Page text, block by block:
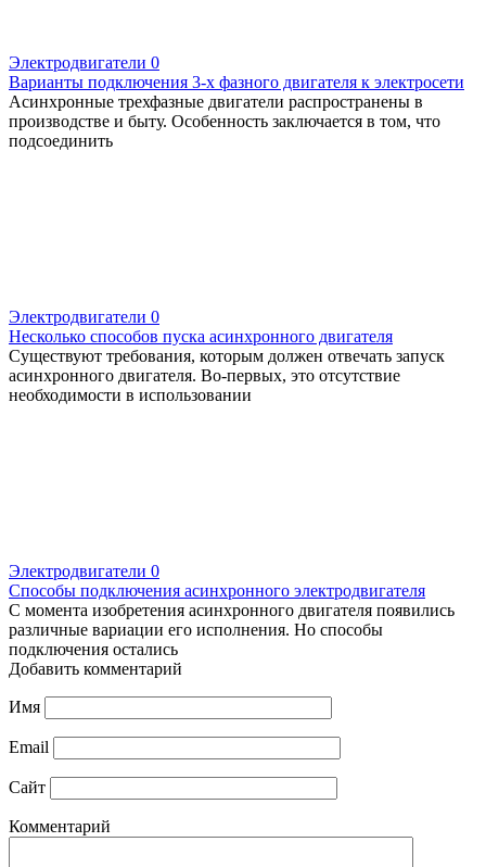
Электродвигатели 0
Варианты подключения 3-х фазного двигателя к электросети
Асинхронные трехфазные двигатели распространены в
производстве и быту. Особенность заключается в том, что
подсоединить
Электродвигатели 0
Несколько способов пуска асинхронного двигателя
Существуют требования, которым должен отвечать запуск
асинхронного двигателя. Во-первых, это отсутствие
необходимости в использовании
Электродвигатели 0
Способы подключения асинхронного электродвигателя
С момента изобретения асинхронного двигателя появились
различные вариации его исполнения. Но способы
подключения остались
Добавить комментарий
Имя
Email
Сайт
Комментарий